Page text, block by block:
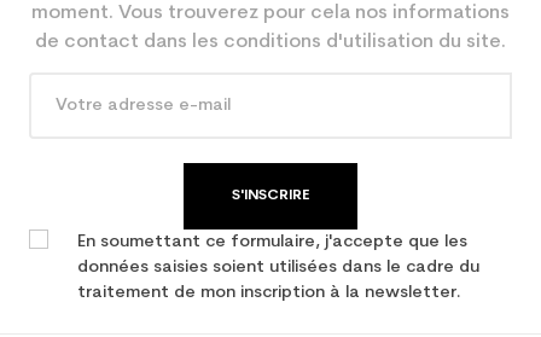
En achetant d'occasion :
Economie CO² (en kg)
3.9
moment. Vous trouverez pour cela nos informations
de contact dans les conditions d'utilisation du site.
S'INSCRIRE
En soumettant ce formulaire, j'accepte que les
données saisies soient utilisées dans le cadre du
traitement de mon inscription à la newsletter.